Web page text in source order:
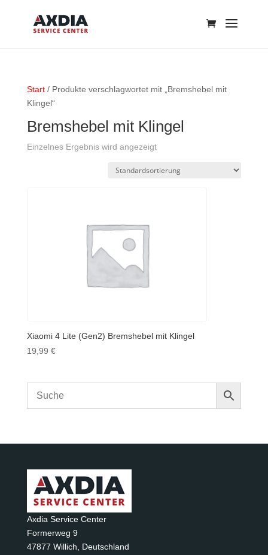
Start/ Produkte verschlagwortet mit „Bremshebel mit
Klingel“
Bremshebel mit Klingel
Einzelnes Ergebnis wird angezeigt
Xiaomi 4 Lite (Gen2) Bremshebel mit Klingel
19,99 €
Axdia Service Center
Formerweg 9
47877 Willich, Deutschland